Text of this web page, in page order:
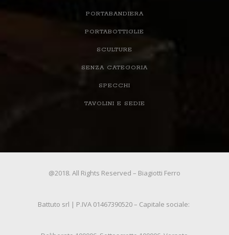
PORTABANDIERA
PORTABOTTIGLIE
SCULTURE
SENZA CATEGORIA
SPECCHI
TAVOLINI E SEDIE
@2018. All Rights Reserved – Biagiotti Ferro
Battuto srl | P.IVA 01467390520 – Capitale sociale: